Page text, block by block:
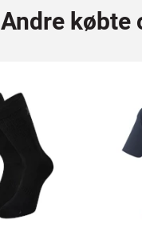
Andre købte